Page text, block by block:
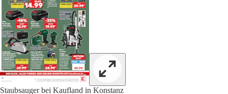
Staubsauger bei Kaufland in Konstanz